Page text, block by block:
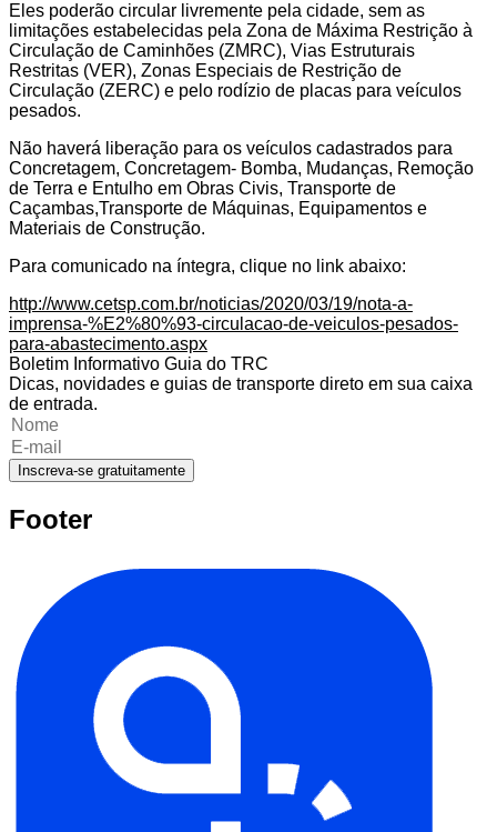
Eles poderão circular livremente pela cidade, sem as
limitações estabelecidas pela Zona de Máxima Restrição à
Circulação de Caminhões (ZMRC), Vias Estruturais
Restritas (VER), Zonas Especiais de Restrição de
Circulação (ZERC) e pelo rodízio de placas para veículos
pesados.
Não haverá liberação para os veículos cadastrados para
Concretagem, Concretagem- Bomba, Mudanças, Remoção
de Terra e Entulho em Obras Civis, Transporte de
Caçambas,Transporte de Máquinas, Equipamentos e
Materiais de Construção.
Para comunicado na íntegra, clique no link abaixo:
http://www.cetsp.com.br/noticias/2020/03/19/nota-a-
imprensa-%E2%80%93-circulacao-de-veiculos-pesados-
para-abastecimento.aspx
Boletim Informativo Guia do TRC
Dicas, novidades e guias de transporte direto em sua caixa
de entrada.
Inscreva-se gratuitamente
Footer